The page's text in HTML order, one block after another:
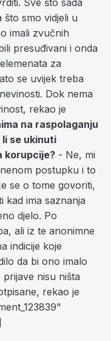
Sve što sada
što smo vidjeli u
imali zvučnih
presuđivani i onda
za
se uvijek treba
Dok nema
rekao je
na raspolaganju
se ukinuti
korupcije? - Ne, mi
postupku i to
se o tome govoriti,
kad ima saznanja
djelo. Po
ali iz te anonimne
indicije koje
da bi ono imalo
nisu ništa
rekao je